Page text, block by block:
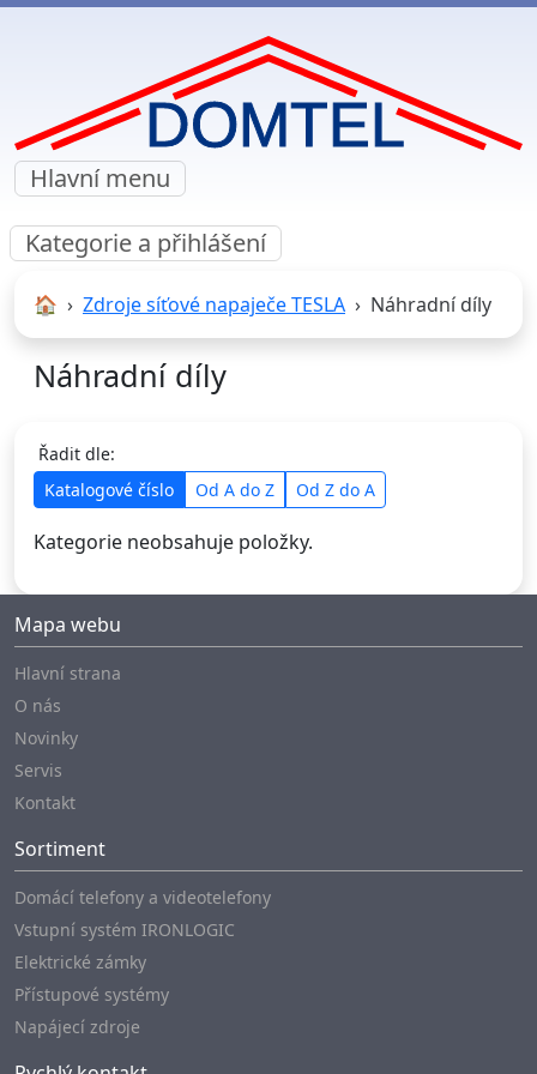
Hlavní menu
Kategorie a přihlášení
🏠︎ Zdroje síťové napaječe TESLA Náhradní díly
Náhradní díly
Řadit dle:
Katalogové číslo
Od A do Z Od Z do A
Kategorie neobsahuje položky.
Mapa webu
Hlavní strana
O nás
Novinky
Servis
Kontakt
Sortiment
Domácí telefony a videotelefony
Vstupní systém IRONLOGIC
Elektrické zámky
Přístupové systémy
Napájecí zdroje